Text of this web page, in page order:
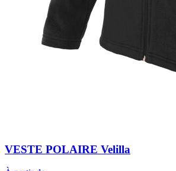
VESTE POLAIRE Velilla